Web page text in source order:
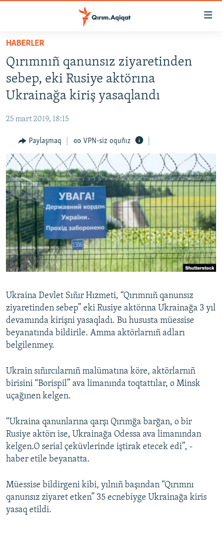
Esas
qaytmaq
Baş
navigatsiyağa
qaytmaq
Qıdıruvğa
SİYASET
İQTİSADİYAT
MEDENİYET
İNSAN AQLARI
VİDEO
SÜRET
BLOGLAR
FİKİR
Русский
Українською
RFE/RS bütün saytları
HABERLER
Qırımnıñ qanunsız ziyaretinden
sebep, eki Rusiye aktörına
Ukrainağa kiriş yasaqlandı
25 mart 2019, 18:15
Paylaşmaq VPN-siz oquñız
Ukraina Devlet Sıñır Hızmeti, “Qırımnıñ qanunsız
ziyaretinden sebep” eki Rusiye aktörına Ukrainağa 3 yıl
devamında kirişni yasaqladı. Bu hususta müessise
beyanatında bildirile. Amma aktörlarnıñ adları
belgilenmey.
Ukrain sıñırcılarnıñ malümatına köre, aktörlarnıñ
birisini “Borispil” ava limanında toqtattılar, o Minsk
uçağınen kelgen.
“Ukraina qanunlarına qarşı Qırımğa barğan, o bir
Rusiye aktörı ise, Ukrainağa Odessa ava limanından
kelgen.O serial çeküvlerinde iştirak etecek edi”, -
haber etile beyanatta.
Müessise bildirgeni kibi, yılnıñ başından “Qırımnı
qanunsız ziyaret etken” 35 ecnebiyge Ukrainağa kiris
yasaq etildi.